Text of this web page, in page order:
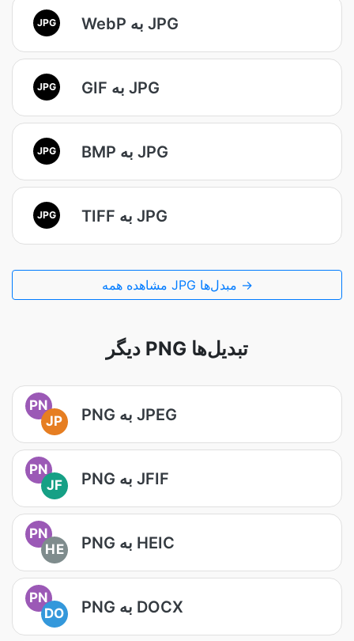
JPG WebP به JPG
JPG GIF به JPG
JPG BMP به JPG
JPG TIFF به JPG
مشاهده همه JPG مبدل‌ها →
دیگر PNG تبدیل‌ها
PN
JP
PNG به JPEG
PN
JF
PNG به JFIF
PN
HE
PNG به HEIC
PN
DO
PNG به DOCX